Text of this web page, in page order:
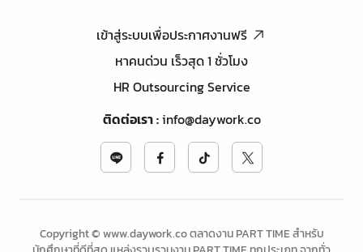
เข้าสู่ระบบเพื่อประกาศงานฟรี
หาคนด่วน เร็วสุด 1 ชั่วโมง
HR Outsourcing Service
ติดต่อเรา:info@daywork.co
Copyright © www.daywork.co ตลาดงาน PART TIME สำหรับ